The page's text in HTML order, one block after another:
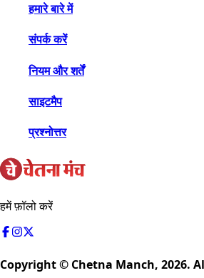
हमारे बारे में
संपर्क करें
नियम और शर्तें
साइटमैप
प्रश्नोत्तर
हमें फ़ॉलो करें
Copyright © Chetna Manch, 2026.